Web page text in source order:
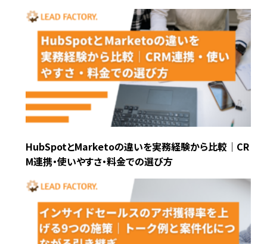
HubSpotとMarketoの違いを実務経験から比較｜CR
M連携・使いやすさ・料金での選び方